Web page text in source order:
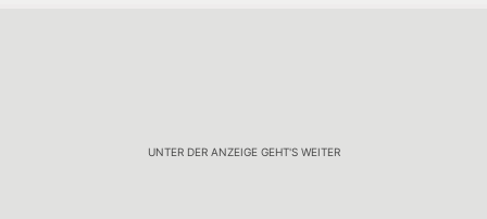
UNTER DER ANZEIGE GEHT'S WEITER